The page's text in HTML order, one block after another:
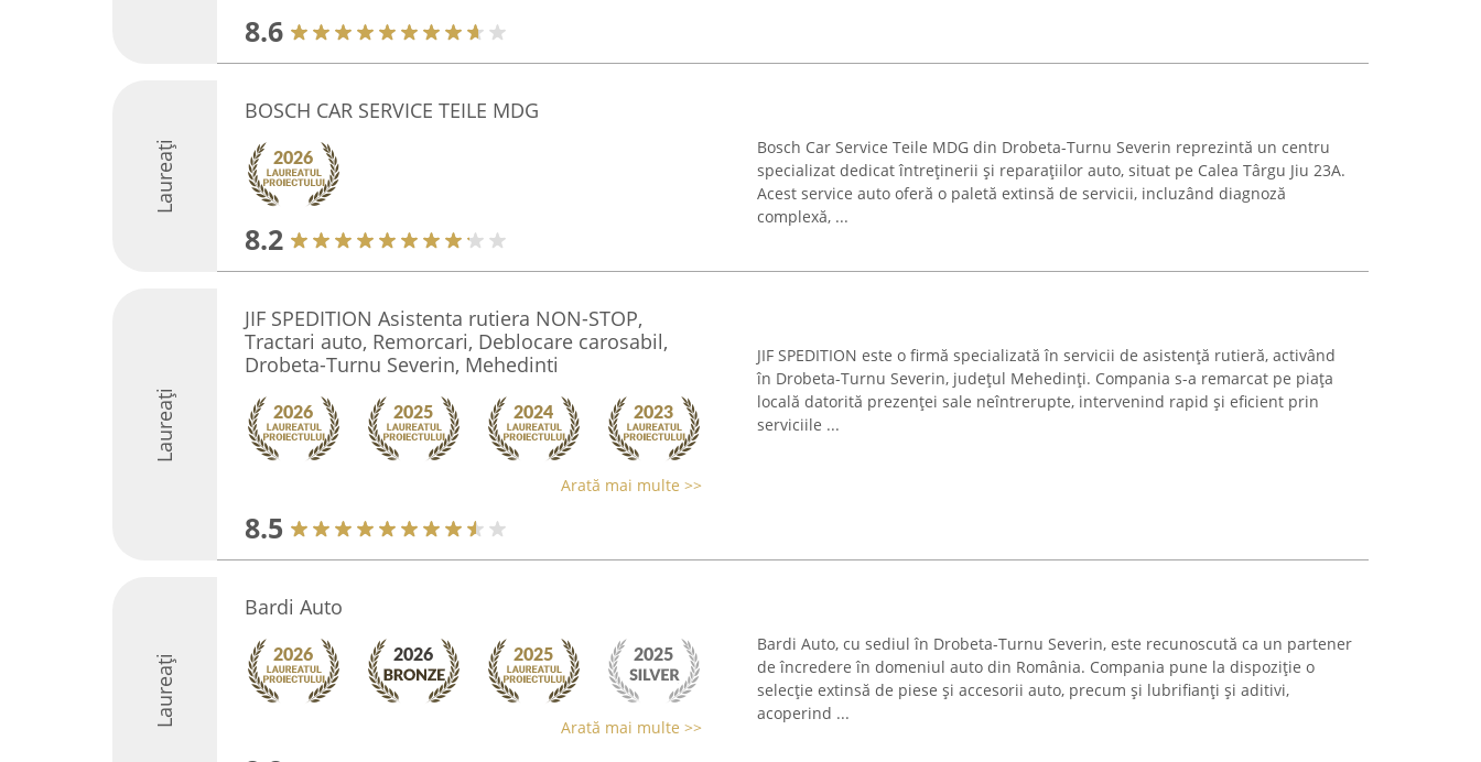
8.6
Laureați
BOSCH CAR SERVICE TEILE MDG
8.2
Bosch Car Service Teile MDG din Drobeta-Turnu Severin reprezintă un centru
specializat dedicat întreținerii și reparațiilor auto, situat pe Calea Târgu Jiu 23A.
Acest service auto oferă o paletă extinsă de servicii, incluzând diagnoză
complexă, ...
Laureați
JIF SPEDITION Asistenta rutiera NON-STOP,
Tractari auto, Remorcari, Deblocare carosabil,
Drobeta-Turnu Severin, Mehedinti
Arată mai multe >>
8.5
JIF SPEDITION este o firmă specializată în servicii de asistență rutieră, activând
în Drobeta-Turnu Severin, județul Mehedinți. Compania s-a remarcat pe piața
locală datorită prezenței sale neîntrerupte, intervenind rapid și eficient prin
serviciile ...
Laureați
Bardi Auto
Arată mai multe >>
Bardi Auto, cu sediul în Drobeta-Turnu Severin, este recunoscută ca un partener
de încredere în domeniul auto din România. Compania pune la dispoziție o
selecție extinsă de piese și accesorii auto, precum și lubrifianți și aditivi,
acoperind ...